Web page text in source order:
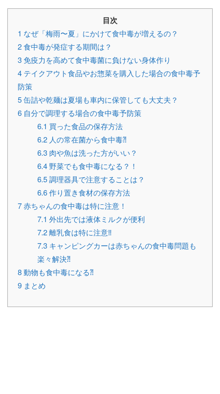
目次
1 なぜ「梅雨〜夏」にかけて食中毒が増えるの？
2食中毒が発症する期間は？
3免疫力を高めて食中毒菌に負けない身体作り
4 テイクアウト食品やお惣菜を購入した場合の食中毒予
防策
5缶詰や乾麺は夏場も車内に保管しても大丈夫？
6 自分で調理する場合の食中毒予防策
6.1 買った食品の保存方法
6.2 人の常在菌から食中毒⁈
6.3 肉や魚は洗った方がいい？
6.4 野菜でも食中毒になる？！
6.5調理器具で注意することは？
6.6作り置き食材の保存方法
7赤ちゃんの食中毒は特に注意！
7.1 外出先では液体ミルクが便利
7.2離乳食は特に注意‼︎
7.3 キャンピングカーは赤ちゃんの食中毒問題も
楽々解決⁈
8動物も食中毒になる⁈
9 まとめ